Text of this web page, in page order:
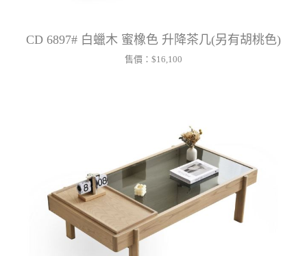
CD 6897# 白蠟木 蜜橡色 升降茶几(另有胡桃色)
售價： $16,100